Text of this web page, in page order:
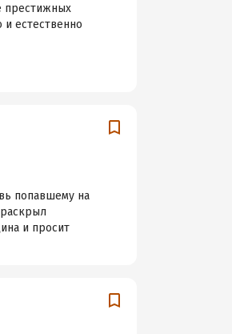
престижных
естественно
попавшему на
и просит